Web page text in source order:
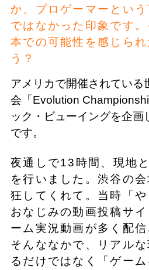
か、プロゲーマーとい
ではなかった印象です
本での可能性を感じら
う？
アメリカで開催されている
会「Evolution
ック・ビューイングを企画
です。
夜通しで13時間、現地
を行いました。渋谷の
狂してくれて。当時「
おなじみの動画投稿サ
ーム実況動画が多く配信
そんななかで、リアル
るだけではなく「ゲー